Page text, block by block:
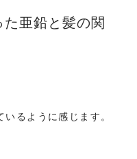
亜鉛と髪の関
るように感じます。